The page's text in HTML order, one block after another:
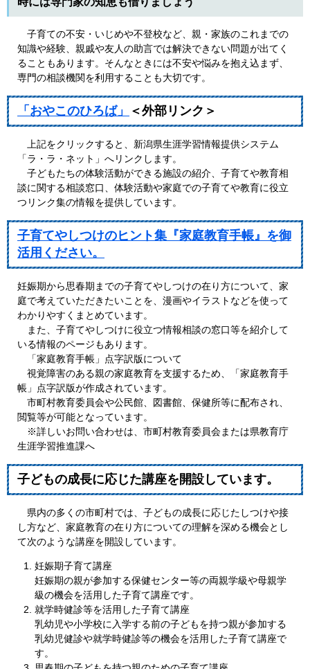
子育ての不安・いじめや不登校など、親・家族のこれまでの
知識や経験、親戚や友人の助言では解決できない問題が出てく
ることもあります。そんなときには不安や悩みを抱え込まず、
専門の相談機関を利用することも大切です。
「おやこのひろば」 ＜外部リンク＞
上記をクリックすると、新潟県生涯学習情報提供システム
「ラ・ラ・ネット」へリンクします。
子どもたちの体験活動ができる施設の紹介、子育てや教育相
談に関する相談窓口、体験活動や家庭での子育てや教育に役立
つリンク集の情報を提供しています。
子育てやしつけのヒント集『家庭教育手帳』を御
活用ください。
妊娠期から思春期までの子育てやしつけの在り方について、家
庭で考えていただきたいことを、漫画やイラストなどを使って
わかりやすくまとめています。
また、子育てやしつけに役立つ情報相談の窓口等を紹介して
いる情報のページもあります。
「家庭教育手帳」点字訳版について
視覚障害のある親の家庭教育を支援するため、「家庭教育手
帳」点字訳版が作成されています。
市町村教育委員会や公民館、図書館、保健所等に配布され、
閲覧等が可能となっています。
※詳しいお問い合わせは、市町村教育委員会または県教育庁
生涯学習推進課へ
子どもの成長に応じた講座を開設しています。
県内の多くの市町村では、子どもの成長に応じたしつけや接
し方など、家庭教育の在り方についての理解を深める機会とし
て次のような講座を開設しています。
妊娠期子育て講座
妊娠期の親が参加する保健センター等の両親学級や母親学
級の機会を活用した子育て講座です。
就学時健診等を活用した子育て講座
乳幼児や小学校に入学する前の子どもを持つ親が参加する
乳幼児健診や就学時健診等の機会を活用した子育て講座で
す。